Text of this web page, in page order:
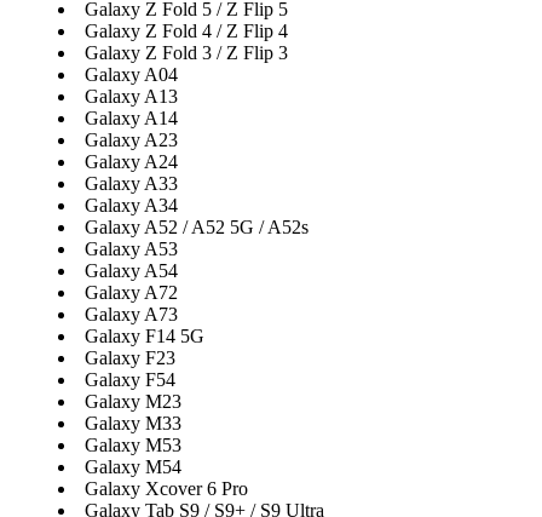
Galaxy Z Fold 5 / Z Flip 5
Galaxy Z Fold 4 / Z Flip 4
Galaxy Z Fold 3 / Z Flip 3
Galaxy A04
Galaxy A13
Galaxy A14
Galaxy A23
Galaxy A24
Galaxy A33
Galaxy A34
Galaxy A52 / A52 5G / A52s
Galaxy A53
Galaxy A54
Galaxy A72
Galaxy A73
Galaxy F14 5G
Galaxy F23
Galaxy F54
Galaxy M23
Galaxy M33
Galaxy M53
Galaxy M54
Galaxy Xcover 6 Pro
Galaxy Tab S9 / S9+ / S9 Ultra